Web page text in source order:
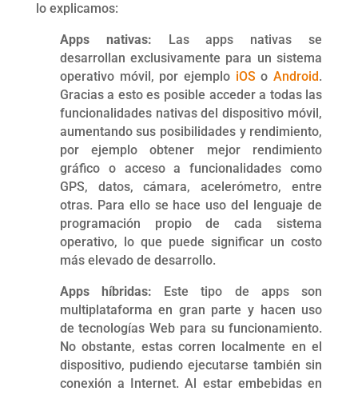
lo explicamos:
Apps nativas: Las apps nativas se
desarrollan exclusivamente para un sistema
operativo móvil, por ejemplo iOS oAndroid.
Gracias a esto es posible acceder a todas las
funcionalidades nativas del dispositivo móvil,
aumentando sus posibilidades y rendimiento,
por ejemplo obtener mejor rendimiento
gráfico o acceso a funcionalidades como
GPS, datos, cámara, acelerómetro, entre
otras. Para ello se hace uso del lenguaje de
programación propio de cada sistema
operativo, lo que puede significar un costo
más elevado de desarrollo.
Apps híbridas: Este tipo de apps son
multiplataforma en gran parte y hacen uso
de tecnologías Web para su funcionamiento.
No obstante, estas corren localmente en el
dispositivo, pudiendo ejecutarse también sin
conexión a Internet. Al estar embebidas en